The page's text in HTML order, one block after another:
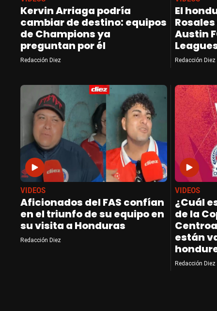
Kervin Arriaga podría
cambiar de destino: equipos
de Champions ya
preguntan por él
Redacción Diez
El
Austin
Redacción Diez
VIDEOS
Aficionados del FAS confían
en el triunfo de su equipo en
su visita a Honduras
Redacción Diez
VIDEOS
¿Cuál
de la
están
Redacción Diez